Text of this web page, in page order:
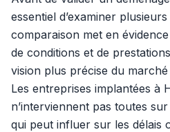
essentiel d’examiner
comparaison met en
de conditions et de
vision plus précise du
Les entreprises implantées à
n’interviennent pas toutes
qui peut influer sur les délais